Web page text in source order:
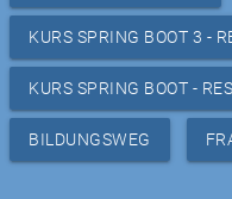
KURS SPRING BOOT 3 -
KURS SPRING BOOT -
BILDUNGSWEG